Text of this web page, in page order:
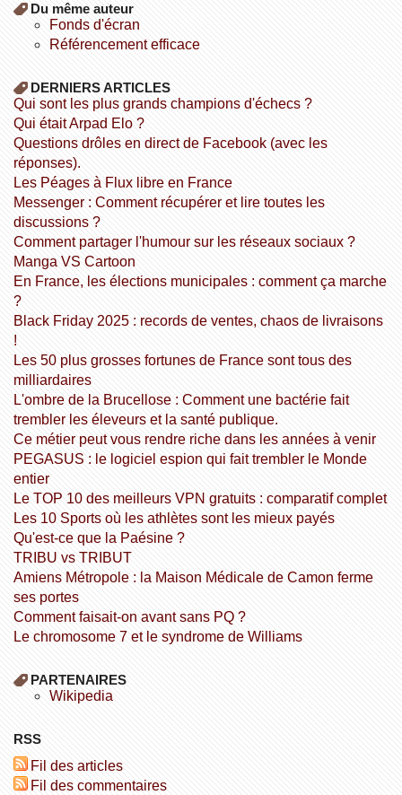
Du même auteur
fonds d'écran
référencement efficace
DERNIERS ARTICLES
Qui sont les plus grands champions d'échecs ?
Qui était Arpad Elo ?
Questions drôles en direct de Facebook (avec les
réponses).
Les Péages à Flux libre en France
Messenger : Comment récupérer et lire toutes les
discussions ?
Comment partager l'humour sur les réseaux sociaux ?
Manga VS Cartoon
En France, les élections municipales : comment ça marche
?
Black Friday 2025 : records de ventes, chaos de livraisons
!
Les 50 plus grosses fortunes de France sont tous des
milliardaires
L'ombre de la Brucellose : Comment une bactérie fait
trembler les éleveurs et la santé publique.
Ce métier peut vous rendre riche dans les années à venir
PEGASUS : le logiciel espion qui fait trembler le Monde
entier
Le TOP 10 des meilleurs VPN gratuits : comparatif complet
Les 10 Sports où les athlètes sont les mieux payés
Qu'est-ce que la Paésine ?
TRIBU vs TRIBUT
Amiens Métropole : la Maison Médicale de Camon ferme
ses portes
Comment faisait-on avant sans PQ ?
Le chromosome 7 et le syndrome de Williams
PARTENAIRES
wikipedia
RSS
Fil des articles
Fil des commentaires